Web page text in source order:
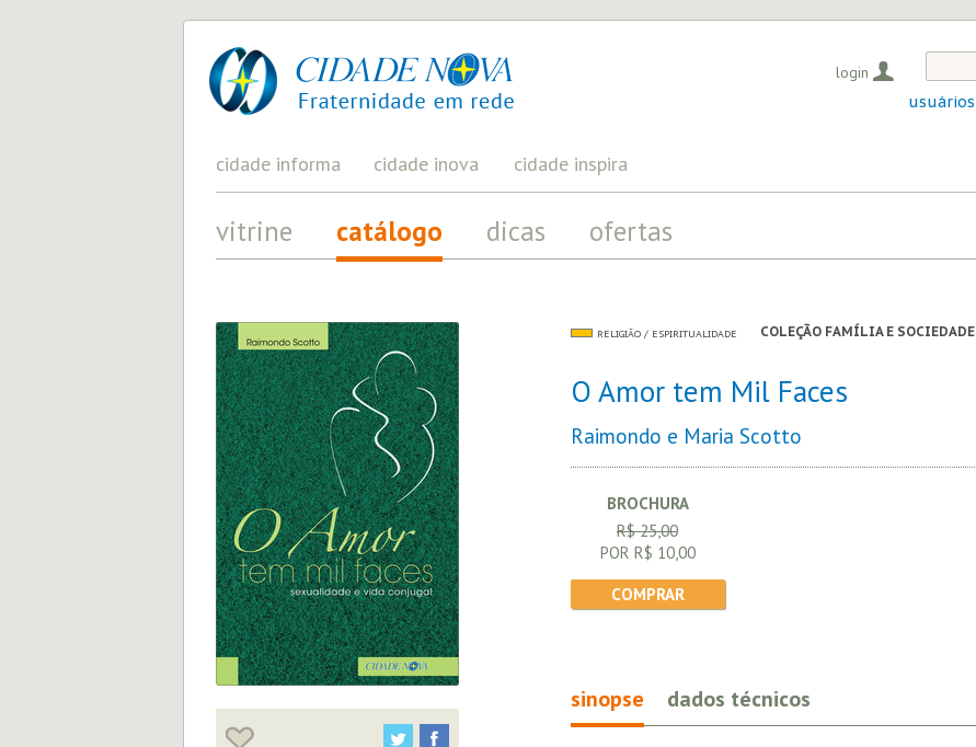
cidade
nova
UM
PROJETO
PELA
FRATERNIDADE
cidade informa cidade inova cidade inspira
vitrine catálogo dicas ofertas
login
usuários
RELIGIÃO / ESPIRITUALIDADE COLEÇÃO FAMÍLIA E SOCIEDADE
O Amor tem Mil Faces
Raimondo e Maria Scotto
BROCHURA
R$ 25,00
POR R$ 10,00
COMPRAR
sinopse dados técnicos